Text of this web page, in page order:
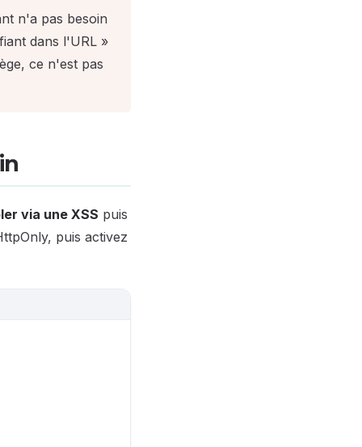
n'a pas besoin
dans l'URL »
ce n'est pas
via une XSS puis
puis activez